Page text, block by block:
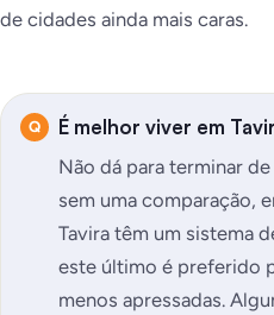
de cidades ainda mais caras.
É melhor viver em
Não dá para terminar
sem uma comparação,
Tavira têm um sistema
este último é preferido
menos apressadas.